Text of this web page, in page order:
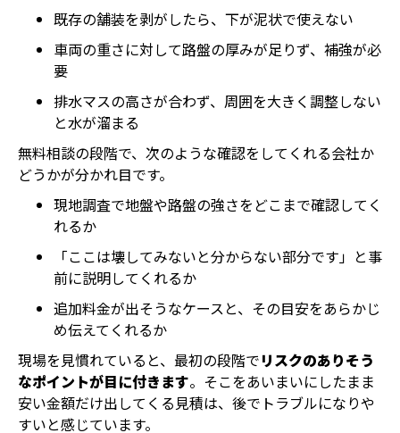
既存の舗装を剥がしたら、下が泥状で使えない
車両の重さに対して路盤の厚みが足りず、補強が必
要
排水マスの高さが合わず、周囲を大きく調整しない
と水が溜まる
無料相談の段階で、次のような確認をしてくれる会社か
どうかが分かれ目です。
現地調査で地盤や路盤の強さをどこまで確認してく
れるか
「ここは壊してみないと分からない部分です」と事
前に説明してくれるか
追加料金が出そうなケースと、その目安をあらかじ
め伝えてくれるか
現場を見慣れていると、最初の段階でリスクのありそう
なポイントが目に付きます。そこをあいまいにしたまま
安い金額だけ出してくる見積は、後でトラブルになりや
すいと感じています。
ホーム 電話